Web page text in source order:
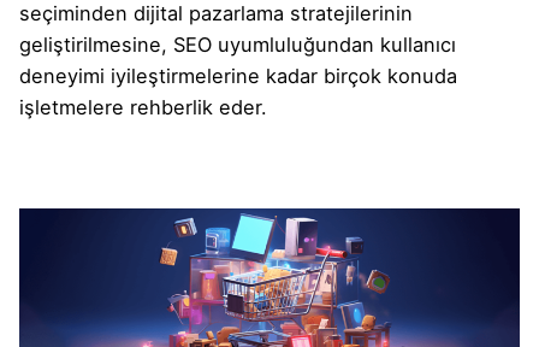
seçiminden dijital pazarlama stratejilerinin
geliştirilmesine, SEO uyumluluğundan kullanıcı
deneyimi iyileştirmelerine kadar birçok konuda
işletmelere rehberlik eder.